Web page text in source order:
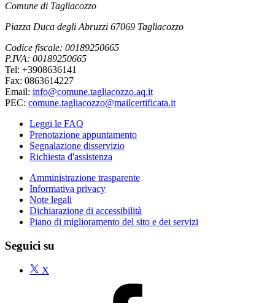
Comune di Tagliacozzo
Piazza Duca degli Abruzzi 67069 Tagliacozzo
Codice fiscale: 00189250665
P.IVA: 00189250665
Tel: +3908636141
Fax: 0863614227
Email: info@comune.tagliacozzo.aq.it
PEC: comune.tagliacozzo@mailcertificata.it
Leggi le FAQ
Prenotazione appuntamento
Segnalazione disservizio
Richiesta d'assistenza
Amministrazione trasparente
Informativa privacy
Note legali
Dichiarazione di accessibilità
Piano di miglioramento del sito e dei servizi
Seguici su
X